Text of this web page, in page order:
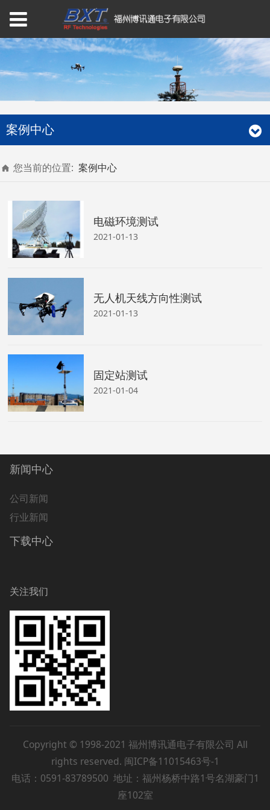
案例中心
您当前的位置: 案例中心
电磁环境测试
2021-01-13
无人机天线方向性测试
2021-01-13
固定站测试
2021-01-04
新闻中心
公司新闻
行业新闻
下载中心
关注我们
Copyright © 1998-2021 福州博讯通电子有限公司 All
rights reserved. 闽ICP备11015463号-1
电话：0591-83789500 地址：福州杨桥中路1号名湖豪门1
座102室